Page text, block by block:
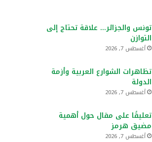
تونس والجزائر… علاقة تحتاج إلى
التوازن
أغسطس 7, 2026
تظاهرات الشوارع العربية وأزمة
الدولة
أغسطس 7, 2026
تعليقًا على مقال حول أهمية
مضيق هرمز
أغسطس 7, 2026